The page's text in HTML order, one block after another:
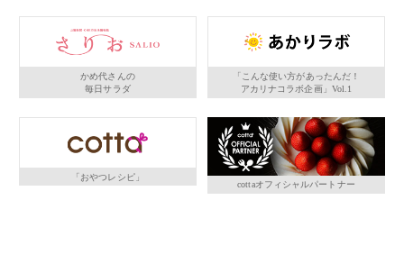
かめ代さんの
毎日サラダ
「こんな使い方があったんだ！
アカリナコラボ企画」Vol.1
「おやつレシピ」
cottaオフィシャルパートナー